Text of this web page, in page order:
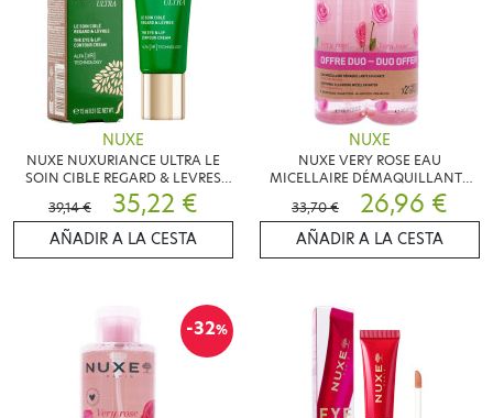
NUXE
NUXE NUXURIANCE ULTRA LE
SOIN CIBLE REGARD & LEVRES
15ML
39,14 € 35,22 €
AÑADIR A LA CESTA
NUXE
NUXE VERY ROSE EAU
MICELLAIRE DÉMAQUILLANTE
LOT DE 2X400ML
33,70 € 26,96 €
AÑADIR A LA CESTA
-32%